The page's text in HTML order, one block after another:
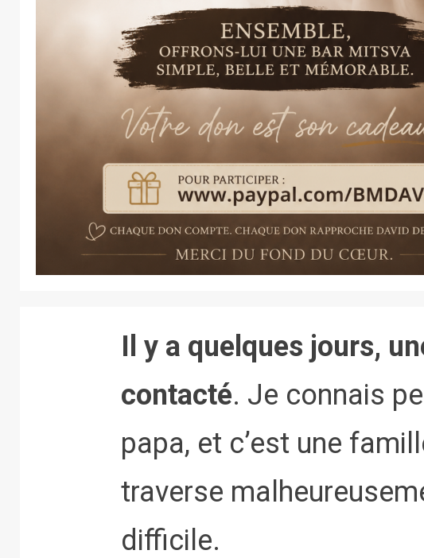
Il y a quelques jours,
contacté. Je connais
papa, et c’est une
traverse
difficile.